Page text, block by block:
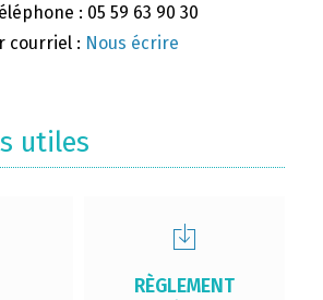
: 05 59 63 90 30
courriel : Nous écrire
utiles
RÈGLEMENT